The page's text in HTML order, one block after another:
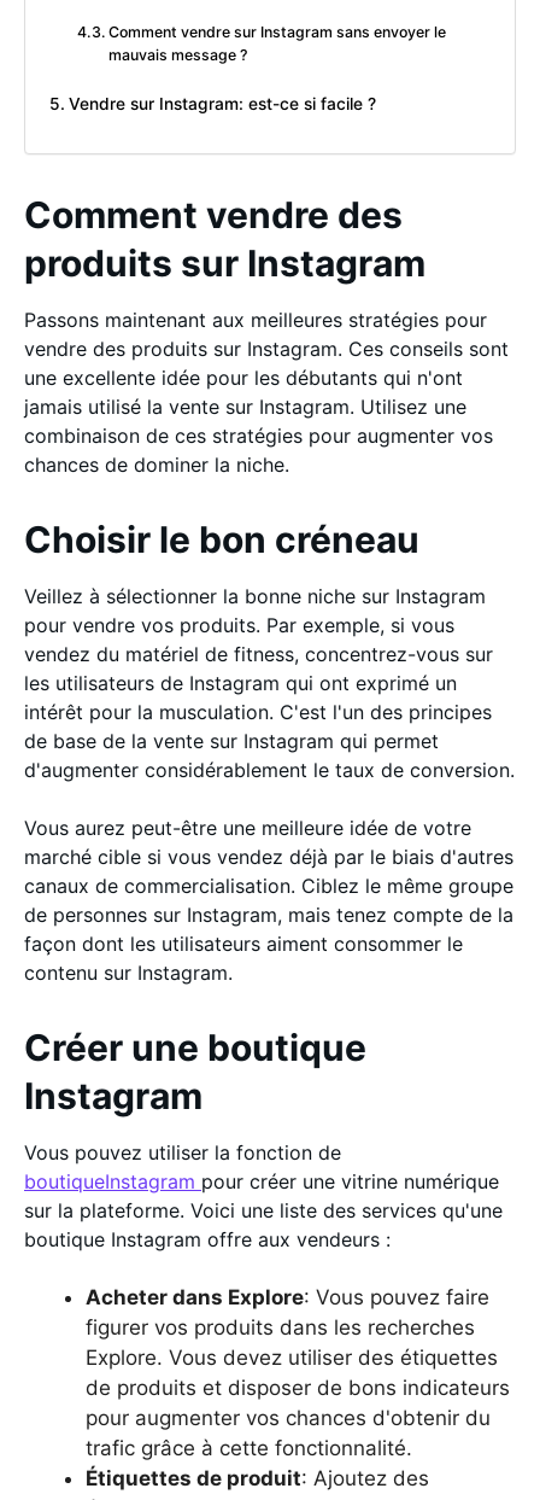
Comment vendre sur Instagram sans envoyer le
mauvais message ?
Vendre sur Instagram: est-ce si facile ?
Comment vendre des
produits sur Instagram
Passons maintenant aux meilleures stratégies pour
vendre des produits sur Instagram. Ces conseils sont
une excellente idée pour les débutants qui n'ont
jamais utilisé la vente sur Instagram. Utilisez une
combinaison de ces stratégies pour augmenter vos
chances de dominer la niche.
Choisir le bon créneau
Veillez à sélectionner la bonne niche sur Instagram
pour vendre vos produits. Par exemple, si vous
vendez du matériel de fitness, concentrez-vous sur
les utilisateurs de Instagram qui ont exprimé un
intérêt pour la musculation. C'est l'un des principes
de base de la vente sur Instagram qui permet
d'augmenter considérablement le taux de conversion.
Vous aurez peut-être une meilleure idée de votre
marché cible si vous vendez déjà par le biais d'autres
canaux de commercialisation. Ciblez le même groupe
de personnes sur Instagram, mais tenez compte de la
façon dont les utilisateurs aiment consommer le
contenu sur Instagram.
Créer une boutique
Instagram
Vous pouvez utiliser la fonction de
boutiqueInstagram pour créer une vitrine numérique
sur la plateforme. Voici une liste des services qu'une
boutique Instagram offre aux vendeurs :
Acheter dans Explore: Vous pouvez faire
figurer vos produits dans les recherches
Explore. Vous devez utiliser des étiquettes
de produits et disposer de bons indicateurs
pour augmenter vos chances d'obtenir du
trafic grâce à cette fonctionnalité.
Étiquettes de produit: Ajoutez des